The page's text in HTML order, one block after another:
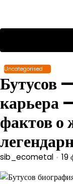
содержимому
Uncategorised
Бутусов
карьера
фактов о
sib_ecometal 19